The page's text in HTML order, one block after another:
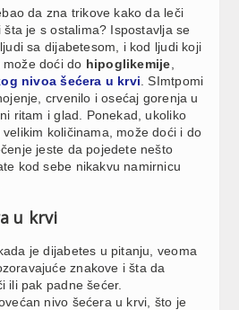
da zna trikove kako da leči
je s ostalima? Ispostavlja se
sa dijabetesom, i kod ljudi koji
doći do hipoglikemije
nivoa šećera u krvi . SImtpomi
crvenilo i osećaj gorenja u
ritam i glad. Ponekad, ukoliko
količinama, može doći i do
jeste da pojedete nešto
kod sebe nikakvu namirnicu
u krvi
je dijabetes u pitanju, veoma
znakove i šta da
ili pak padne šećer.
nivo šećera u krvi, što je